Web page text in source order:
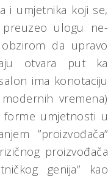
i umjetnika koji se,
ulogu ne-
da upravo
otvara put ka
ima konotaciju
vremena)
forme umjetnosti u
”proizvođača”
proizvođača
genija” kao